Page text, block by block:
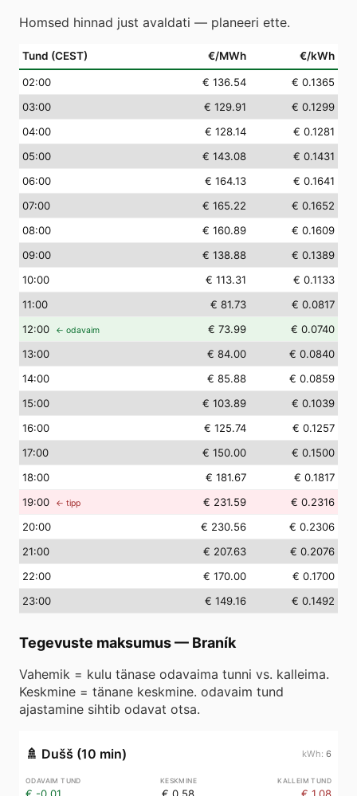
Homsed hinnad just avaldati — planeeri ette.
Tund (CEST) €/MWh €/kWh
02:00 € 136.54
€ 0.1365
03:00 € 129.91
€ 0.1299
04:00 € 128.14
€ 0.1281
05:00 € 143.08
€ 0.1431
06:00 € 164.13
€ 0.1641
07:00 € 165.22
€ 0.1652
08:00 € 160.89
€ 0.1609
09:00 € 138.88
€ 0.1389
10:00 € 113.31
€ 0.1133
11:00 € 81.73
€ 0.0817
12:00 ← odavaim € 73.99
€ 0.0740
13:00 € 84.00
€ 0.0840
14:00 € 85.88
€ 0.0859
15:00 € 103.89
€ 0.1039
16:00 € 125.74
€ 0.1257
17:00 € 150.00
€ 0.1500
18:00 € 181.67
€ 0.1817
19:00 ← tipp € 231.59
€ 0.2316
20:00 € 230.56
€ 0.2306
21:00 € 207.63
€ 0.2076
22:00 € 170.00
€ 0.1700
23:00 € 149.16 € 0.1492
Tegevuste maksumus— Braník
Vahemik = kulu tänase odavaima tunni vs. kalleima.
Keskmine = tänane keskmine. odavaim tund
ajastamine sihtib odavat otsa.
🚿 Dušš (10 min) 6